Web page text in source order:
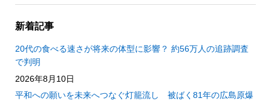
新着記事
20代の食べる速さが将来の体型に影響？ 約56万人の追跡調査
で判明
2026年8月10日
平和への願いを未来へつなぐ灯籠流し 被ばく81年の広島原爆